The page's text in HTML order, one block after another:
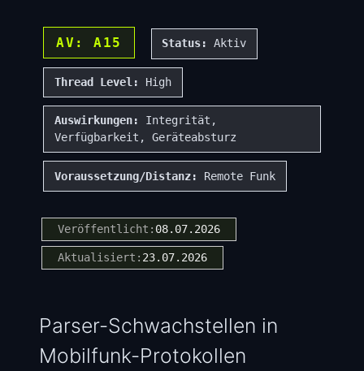
AV: A15 Status: Aktiv
Thread Level: High
Auswirkungen:
Integrität,
Verfügbarkeit, Geräteabsturz
Voraussetzung/Distanz: Remote Funk
Veröffentlicht: 08.07.2026
Aktualisiert: 23.07.2026
Parser-Schwachstellen in
Mobilfunk-Protokollen